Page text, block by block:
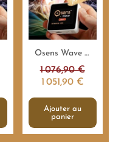
Aperçu rapideOsens Wave V5 Premium 1.000.000Hz - 8H - Emetteur fréquences
1 076,90 €
1 051,90 €
Ajouter au
panier